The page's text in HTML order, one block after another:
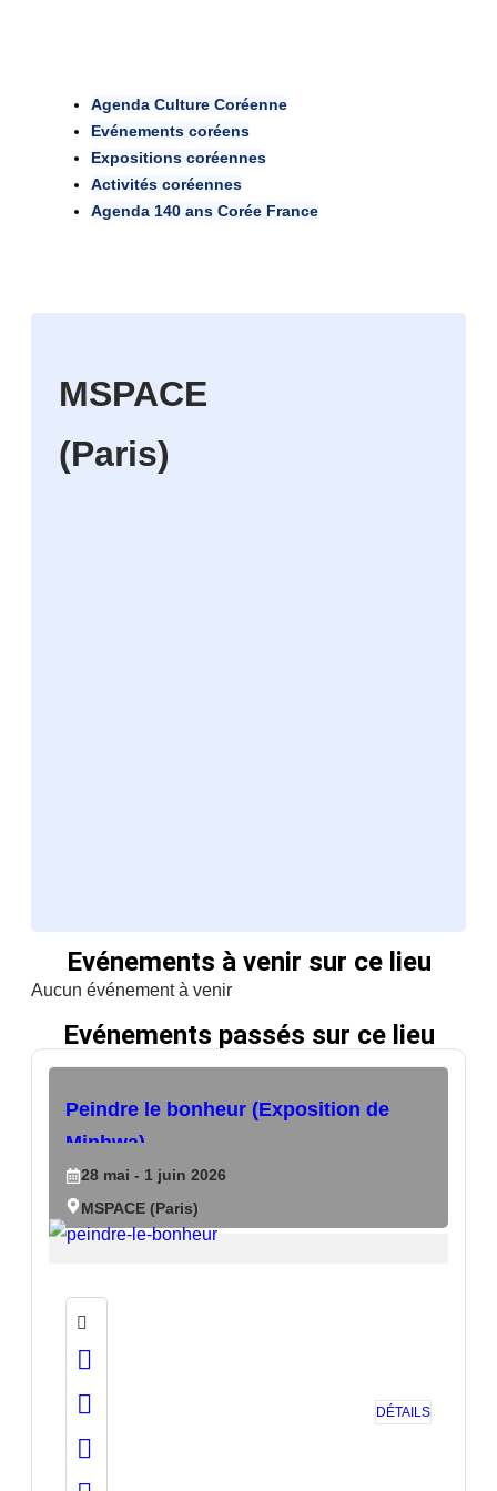
Agenda Culture Coréenne
Evénements coréens
Expositions coréennes
Activités coréennes
Agenda 140 ans Corée France
MSPACE
(Paris)
Evénements à venir sur ce lieu
Aucun événement à venir
Evénements passés sur ce lieu
Peindre le bonheur (Exposition de
Minhwa)
28 mai - 1 juin 2026
MSPACE (Paris)
DÉTAILS